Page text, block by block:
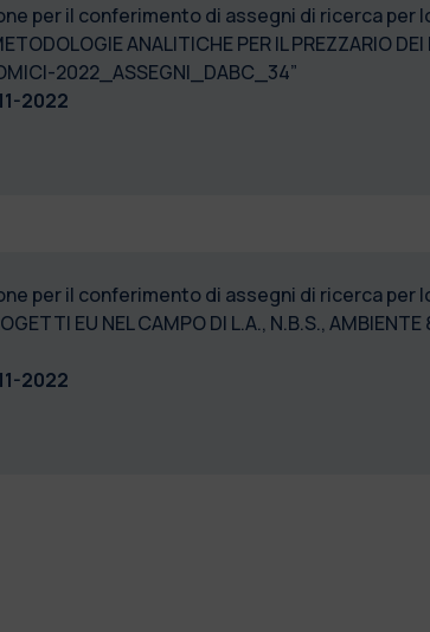
per il conferimento di assegni di ricerca per
ANALITICHE PER IL PREZZARIO
ECONOMICI-
2022
per il conferimento di assegni di ricerca per
EU NEL CAMPO DI L.A., N.B.S.,
2022